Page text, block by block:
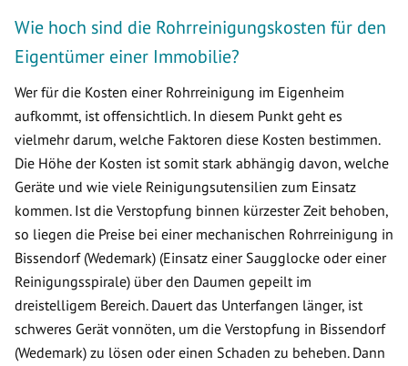
Wie hoch sind die Rohrreinigungskosten für den
Eigentümer einer Immobilie?
Wer für die Kosten einer Rohrreinigung im Eigenheim
aufkommt, ist offensichtlich. In diesem Punkt geht es
vielmehr darum, welche Faktoren diese Kosten bestimmen.
Die Höhe der Kosten ist somit stark abhängig davon, welche
Geräte und wie viele Reinigungsutensilien zum Einsatz
kommen. Ist die Verstopfung binnen kürzester Zeit behoben,
so liegen die Preise bei einer mechanischen Rohrreinigung in
Bissendorf (Wedemark) (Einsatz einer Saugglocke oder einer
Reinigungsspirale) über den Daumen gepeilt im
dreistelligem Bereich. Dauert das Unterfangen länger, ist
schweres Gerät vonnöten, um die Verstopfung in Bissendorf
(Wedemark) zu lösen oder einen Schaden zu beheben. Dann